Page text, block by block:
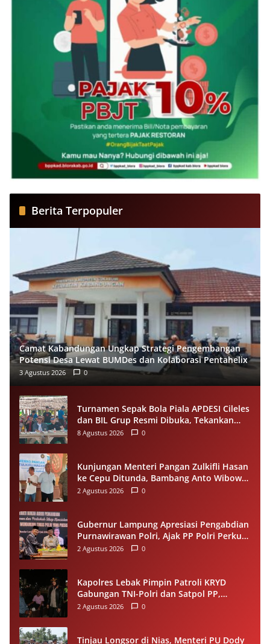
Berita Terpopuler
Camat Kabandungan Ungkap Strategi Pengembangan
Potensi Desa Lewat BUMDes dan Kolaborasi Pentahelix
3 Agustus 2026 0
Turnamen Sepak Bola Piala APDESI Cileles
dan BIL Grup Resmi Dibuka, Tekankan
Sportivitas
8 Agustus 2026 0
Kunjungan Menteri Pangan Zulkifli Hasan
ke Cepu Ditunda, Bambang Anto Wibowo
Tetap Salurkan Bantuan kepada Warga
2 Agustus 2026 0
Gubernur Lampung Apresiasi Pengabdian
Purnawirawan Polri, Ajak PP Polri Perkuat
Stabilitas dan Dukung Pembangunan
2 Agustus 2026 0
Kapolres Lebak Pimpin Patroli KRYD
Gabungan TNI-Polri dan Satpol PP,
Antisipasi Curanmor hingga Balap Liar
2 Agustus 2026 0
Tinjau Longsor di Nias, Menteri PU Dody